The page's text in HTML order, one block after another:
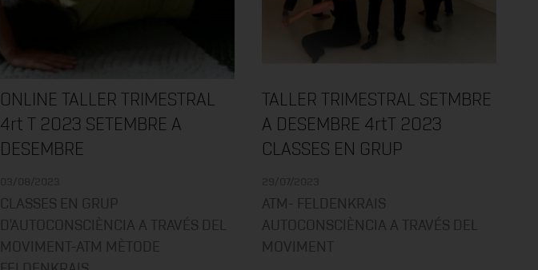
ONLINE TALLER TRIMESTRAL
4rt T 2023 SETEMBRE A
DESEMBRE
CLASSES EN GRUP
D'AUTOCONSCIÈNCIA A TRAVÉS DEL
MOVIMENT-ATM MÈTODE
TALLER TRIMESTRAL SETMBRE
A DESEMBRE 4rtT 2023
CLASSES EN GRUP
ATM- FELDENKRAIS
AUTOCONSCIÈNCIA A TRAVÉS DEL
MOVIMENT